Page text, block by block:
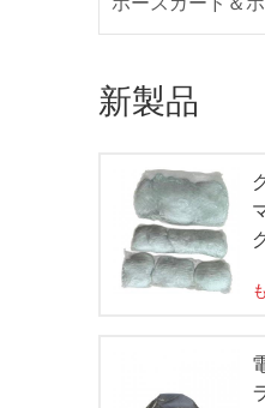
新製品